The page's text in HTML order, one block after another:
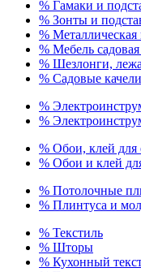
% Гамаки и
% Зонты и
%
% Мебель
% Шезлонги,
% Садовые
%
%
% Обои, клей для
% Обои и клей
% Потолочные
% Плинтуса и
% Текстиль
% Шторы
% Кухонный